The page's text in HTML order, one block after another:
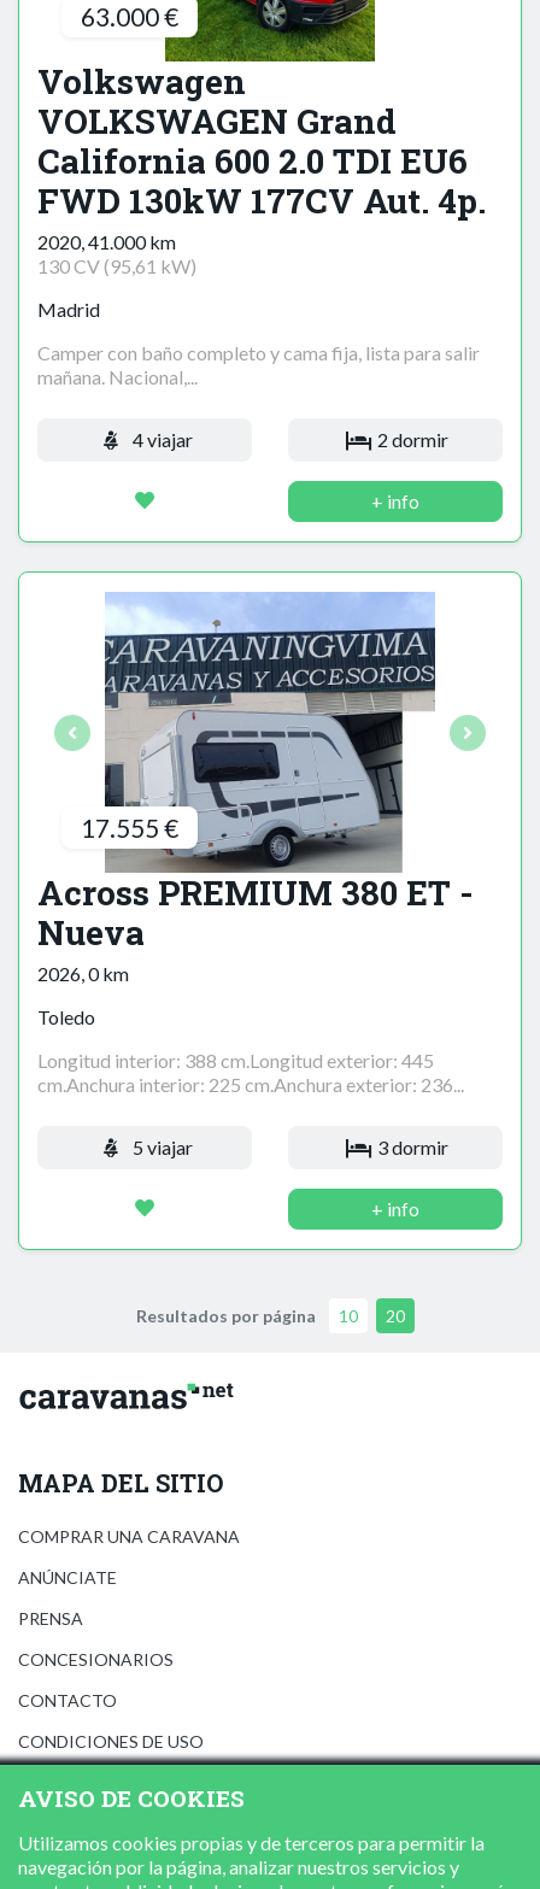
63.000 €
Volkswagen
VOLKSWAGEN Grand
California 600 2.0 TDI EU6
FWD 130kW 177CV Aut. 4p.
2020, 41.000 km
130 CV (95,61 kW)
Madrid
Camper con baño completo y cama fija, lista para salir
mañana. Nacional,...
4 viajar 2 dormir
+ info
17.555 €
Across PREMIUM 380 ET -
Nueva
2026, 0 km
Toledo
Longitud interior: 388 cm.Longitud exterior: 445
cm.Anchura interior: 225 cm.Anchura exterior: 236...
5 viajar 3 dormir
+ info
Resultados por página 10 20
MAPA DEL SITIO
COMPRAR UNA CARAVANA
ANÚNCIATE
PRENSA
CONCESIONARIOS
CONTACTO
CONDICIONES DE USO
POLÍTICA DE COOKIES
AVISO DE COOKIES
Utilizamos cookies propias y de terceros para permitir la
navegación por la página, analizar nuestros servicios y